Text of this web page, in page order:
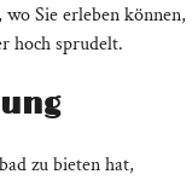
Sie erleben können,
hoch sprudelt.
zu bieten hat,